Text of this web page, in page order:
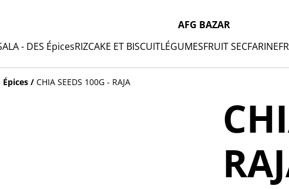
AFG BAZAR
- DES ÉpicesRIZCAKE ET BISCUITLÉGUMESFRUIT SECFARINE
Épices / CHIA SEEDS 100G - RAJA